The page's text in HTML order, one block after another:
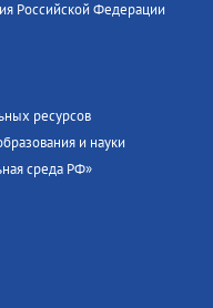
Российской Федерации
ресурсов
и науки
среда РФ»